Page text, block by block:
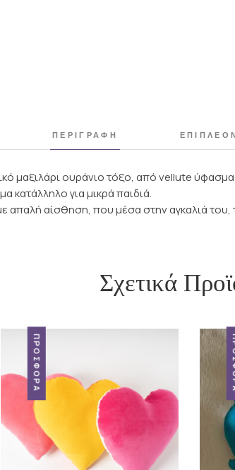
ΠΕΡΙΓΡΑΦΉ
μαξιλάρι ουράνιο τόξο, από vellute
κατάλληλο για μικρά παιδιά.
απαλή αίσθηση, που μέσα στην αγκαλιά του,
Σχετικά
ΠΡΟΣΦΟΡΆ